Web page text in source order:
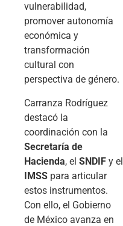
vulnerabilidad,
promover autonomía
económica y
transformación
cultural con
perspectiva de género.
Carranza Rodríguez
destacó la
coordinación con la
Secretaría de
Hacienda, el SNDIF y el
IMSS para articular
estos instrumentos.
Con ello, el Gobierno
de México avanza en